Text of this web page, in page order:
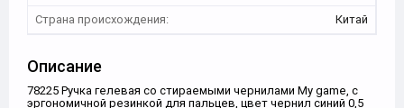
Страна происхождения:
Китай
Описание
78225 Ручка гелевая со стираемыми чернилами My game, с
эргономичной резинкой для пальцев, цвет чернил синий 0,5